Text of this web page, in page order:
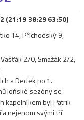
(21:19 38:29 63:50)
14, Příchodský 9,
2/0, Smažák 2/2,
a Dedek po 1.
loňské sezóny se
kapelníkem byl Patrik
a nejenom svými tří